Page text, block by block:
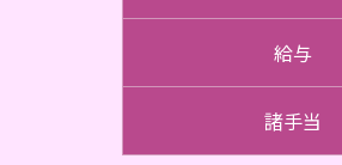
給与
諸手当